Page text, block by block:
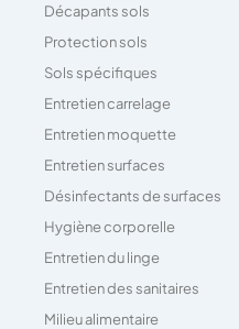
Décapants sols
Protection sols
Sols spécifiques
Entretien carrelage
Entretien moquette
Entretien surfaces
Désinfectants de surfaces
Hygiène corporelle
Entretien du linge
Entretien des sanitaires
Milieu alimentaire